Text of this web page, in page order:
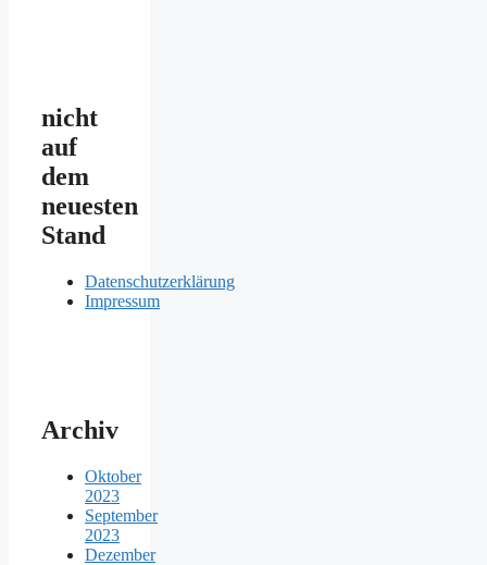
nicht
auf
dem
neuesten
Stand
Datenschutzerklärung
Impressum
Archiv
Oktober
2023
September
2023
Dezember